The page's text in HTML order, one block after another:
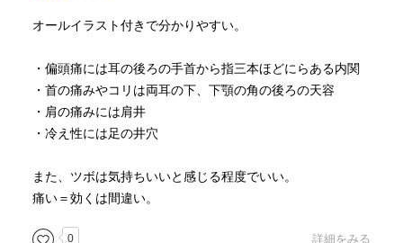
オールイラスト付きで分かりやすい。
・偏頭痛には耳の後ろの手首から指三本ほどにらある内関
・首の痛みやコリは両耳の下、下顎の角の後ろの天容
・肩の痛みには肩井
・冷え性には足の井穴
また、ツボは気持ちいいと感じる程度でいい。
痛い＝効くは間違い。
0 詳細をみる